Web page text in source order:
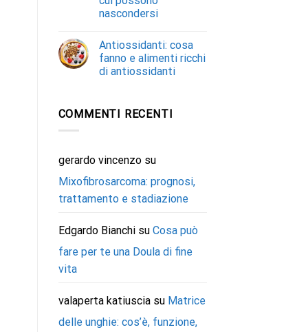
nascondersi
Antiossidanti: cosa
fanno e alimenti ricchi
di antiossidanti
COMMENTI RECENTI
gerardo vincenzosu
Mixofibrosarcoma: prognosi,
trattamento e stadiazione
Edgardo Bianchisu Cosa può
fare per te una Doula di fine
vita
valaperta katiusciasu Matrice
delle unghie: cos’è, funzione,